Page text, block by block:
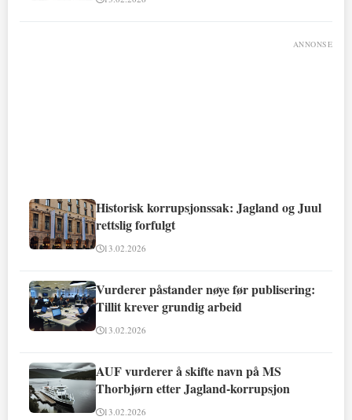
ANNONSE
Historisk korrupsjonssak: Jagland og Juul
rettslig forfulgt
13.02.2026
Vurderer påstander nøye før publisering:
Tillit krever grundig arbeid
13.02.2026
AUF vurderer å skifte navn på MS
Thorbjørn etter Jagland-korrupsjon
13.02.2026